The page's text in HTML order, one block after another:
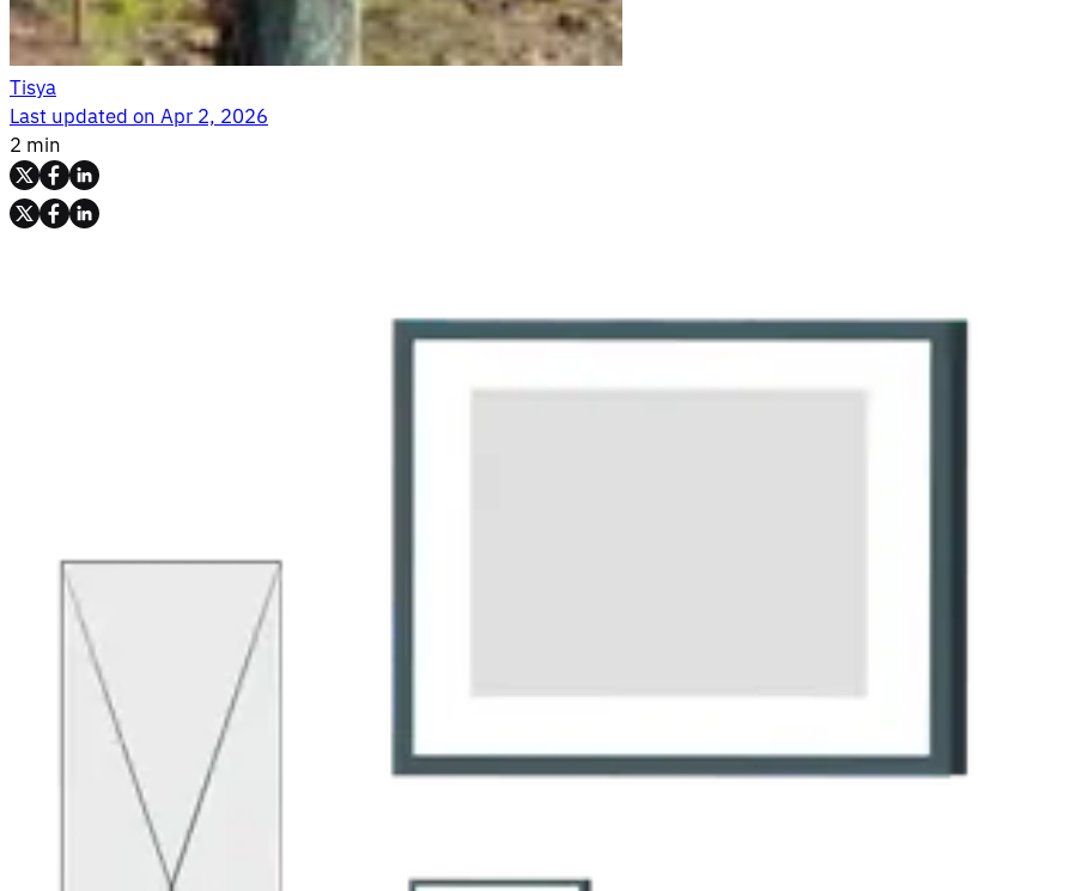
Tisya
Last updated onApr 2, 2026
2 min